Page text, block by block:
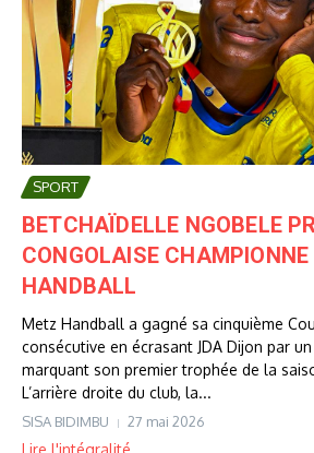
SPORT
BETCHAÏDELLE NGOBELE
CONGOLAISE CHAMPIONNE
HANDBALL
Metz Handball a gagné sa cinquième
consécutive en écrasant JDA Dijon par un
marquant son premier trophée de la
L’arrière droite du club, la...
SISA BIDIMBU 27 mai 2026